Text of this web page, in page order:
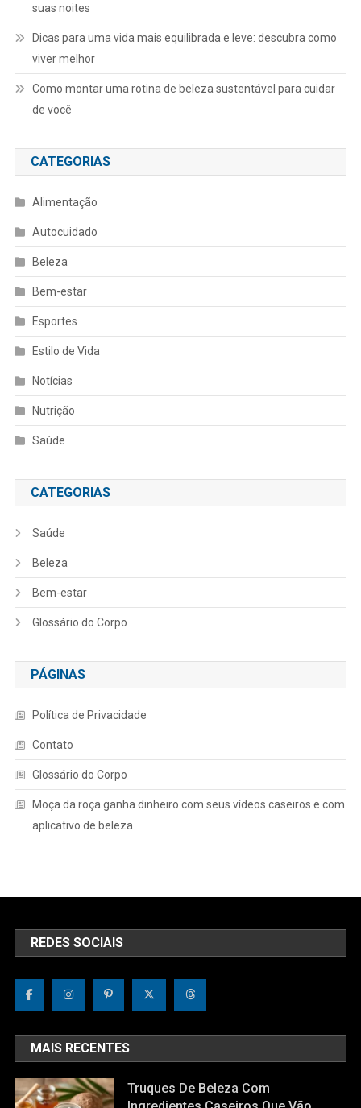
suas noites
Dicas para uma vida mais equilibrada e leve: descubra como
viver melhor
Como montar uma rotina de beleza sustentável para cuidar
de você
CATEGORIAS
Alimentação
Autocuidado
Beleza
Bem-estar
Esportes
Estilo de Vida
Notícias
Nutrição
Saúde
CATEGORIAS
Saúde
Beleza
Bem-estar
Glossário do Corpo
PÁGINAS
Política de Privacidade
Contato
Glossário do Corpo
Moça da roça ganha dinheiro com seus vídeos caseiros e com
aplicativo de beleza
REDES SOCIAIS
MAIS RECENTES
Truques De Beleza Com